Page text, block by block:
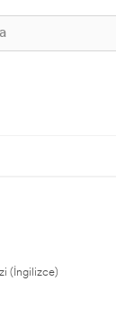
(İngilizce)